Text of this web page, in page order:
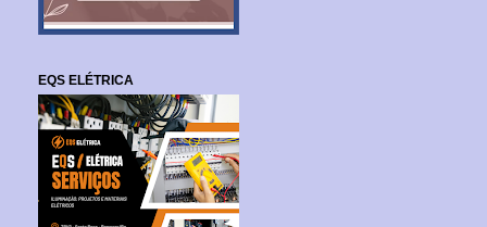
EQS ELÉTRICA